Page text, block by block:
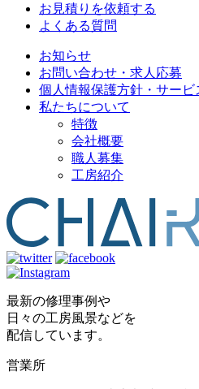
お見積りを依頼する
よくある質問
お知らせ
お問い合わせ・求人応募
個人情報保護方針・サービ
私たちについて
特徴
会社概要
職人募集
工房紹介
最新の修理事例や
日々の工房風景などを
配信しています。
営業所